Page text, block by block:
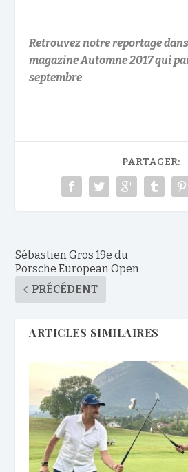
Retrouvez notre reportage
magazine Automne 2017 qui
septembre
PARTAGER:
Sébastien Gros 19e du
Porsche European Open
PRÉCÉDENT
ARTICLES SIMILAIRES